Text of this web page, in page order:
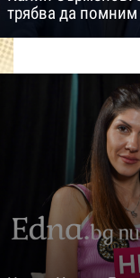
трябва да